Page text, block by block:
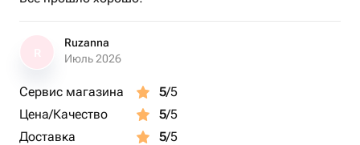
Ruzanna
Июль 2026
Сервис магазина 5/5
Цена/Качество
5/5
Доставка
5/5